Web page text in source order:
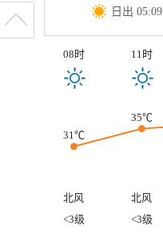
日出 05:09
08时 11时
31℃
35℃
北风 北风
<3级
<3级